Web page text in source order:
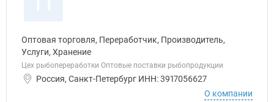
Оптовая торговля, Переработчик, Производитель,
Услуги, Хранение
Цех рыбопереработки Оптовые поставки рыбопродукции
Россия, Санкт-Петербург ИНН: 3917056627
О компании